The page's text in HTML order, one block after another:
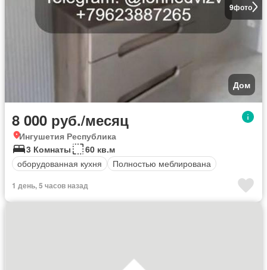
9фото
Дом
8 000 руб./месяц
Ингушетия Республика
3 Комнаты
60 кв.м
оборудованная кухня
Полностью меблирована
1 день, 5 часов назад